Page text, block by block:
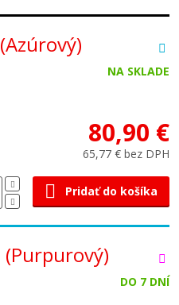
(Azúrový)
NA SKLADE
80,90 €
65,77 € bez DPH
Pridať do košíka
(Purpurový)
DO 7 DNÍ